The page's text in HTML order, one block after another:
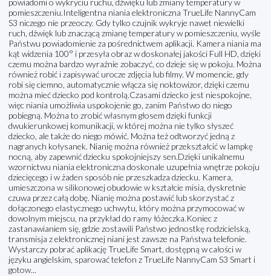
powiadomi o wykryciu ruchu, dźwięku lub zmiany temperatury w
pomieszczeniu.Inteligentna niania elektroniczna TrueLife NannyCam
S3 niczego nie przeoczy. Gdy tylko czujnik wykryje nawet niewielki
ruch, dźwięk lub znaczącą zmianę temperatury w pomieszczeniu, wyśle
Państwu powiadomienie za pośrednictwem aplikacji. Kamera niania ma
kąt widzenia 100° i przesyła obraz w doskonałej jakości Full HD, dzięki
czemu można bardzo wyraźnie zobaczyć, co dzieje się w pokoju. Można
również robić i zapisywać urocze zdjęcia lub filmy. W momencie, gdy
robi się ciemno, automatycznie włącza się noktowizor, dzięki czemu
można mieć dziecko pod kontrolą.Czasami dziecko jest niespokojne,
więc niania umożliwia uspokojenie go, zanim Państwo do niego
pobiegną. Można to zrobić własnym głosem dzięki funkcji
dwukierunkowej komunikacji, w której można nie tylko słyszeć
dziecko, ale także do niego mówić. Można też odtworzyć jedną z
nagranych kołysanek. Nianię można również przekształcić w lampkę
nocną, aby zapewnić dziecku spokojniejszy sen.Dzięki unikalnemu
wzornictwu niania elektroniczna doskonale uzupełnia wnętrze pokoju
dziecięcego i w żaden sposób nie przeszkadza dziecku. Kamera,
umieszczona w silikonowej obudowie w kształcie misia, dyskretnie
czuwa przez całą dobę. Nianię można postawić lub skorzystać z
dołączonego elastycznego uchwytu, który można przymocować w
dowolnym miejscu, na przykład do ramy łóżeczka.Koniec z
zastanawianiem się, gdzie zostawili Państwo jednostkę rodzicielską,
transmisja z elektronicznej niani jest zawsze na Państwa telefonie.
Wystarczy pobrać aplikację TrueLife Smart, dostępną w całości w
języku angielskim, sparować telefon z TrueLife NannyCam S3 Smart i
gotow...